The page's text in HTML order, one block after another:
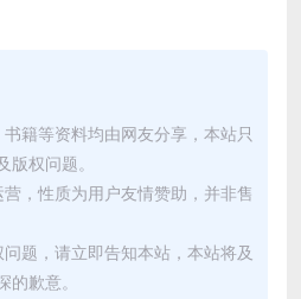
籍等资料均由网友分享，本站只
权问题。
，性质为用户友情赞助，并非售
题，请立即告知本站，本站将及
歉意。